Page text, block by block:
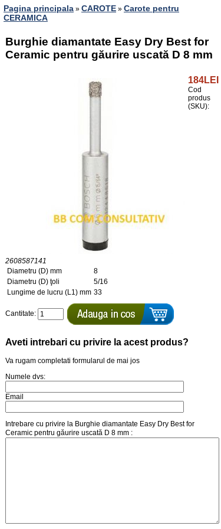
Pagina principala » CAROTE » Carote pentru
CERAMICA
Burghie diamantate Easy Dry Best for
Ceramic pentru găurire uscată D 8 mm
184LEI
Cod
produs
(SKU):
2608587141
Diametru (D) mm
8
Diametru (D) ţoli
5/16
Lungime de lucru (L1) mm 33
Cantitate:
Aveti intrebari cu privire la acest produs?
Va rugam completati formularul de mai jos
Numele dvs:
Email
Intrebare cu privire la Burghie diamantate Easy Dry Best for
Ceramic pentru găurire uscată D 8 mm :